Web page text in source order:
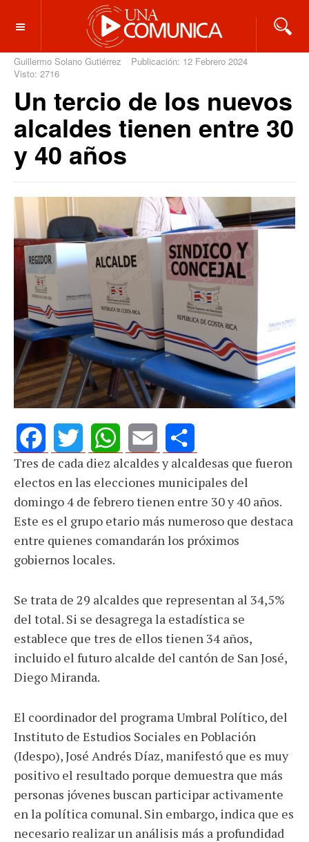
OFF CANVAS
Guillermo Solano Gutiérrez
Publicación: 12 Febrero 2024
Visto: 2716
Un tercio de los nuevos
alcaldes tienen entre 30
y 40 años
FacebookTwitterWhatsApp
Email Share
Tres de cada diez alcaldes y alcaldesas que fueron
electos en las elecciones municipales del
domingo 4 de febrero tienen entre 30 y 40 años.
Este es el grupo etario más numeroso que destaca
entre quienes comandarán los próximos
gobiernos locales.
Se trata de 29 alcaldes que representan al 34,5%
del total. Si se desagrega la estadística se
establece que tres de ellos tienen 34 años,
incluido el futuro alcalde del cantón de San José,
Diego Miranda.
El coordinador del programa Umbral Político, del
Instituto de Estudios Sociales en Población
(Idespo), José Andrés Díaz, manifestó que es muy
positivo el resultado porque demuestra que más
personas jóvenes buscan participar activamente
en la política comunal. Sin embargo, indica que es
necesario realizar un análisis más a profundidad